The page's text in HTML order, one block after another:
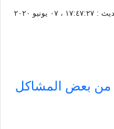
: ١٧:٤٧:٢٧ ، ٠٧ يونيو ٢٠٢٠
من بعض المشاكل